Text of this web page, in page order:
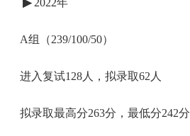
▶ 2022年
A组（239/100/50）
进入复试128人，拟录取62人
拟录取最高分263分，最低分242分